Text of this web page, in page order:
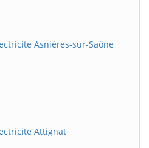
Asnières-sur-Saône
Attignat